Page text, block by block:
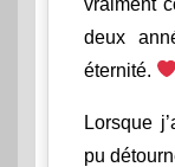
deux
éternité.
Lorsque
pu